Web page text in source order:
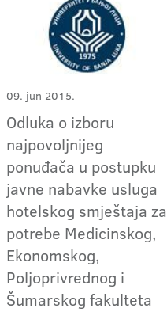
09. jun 2015.
Odluka o izboru
najpovoljnijeg
ponuđača u postupku
javne nabavke usluga
hotelskog smještaja za
potrebe Medicinskog,
Ekonomskog,
Poljoprivrednog i
Šumarskog fakulteta